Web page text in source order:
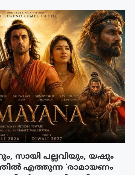
സായി പല്ലവിയും, യഷും
എത്തുന്ന ‘രാമായണം